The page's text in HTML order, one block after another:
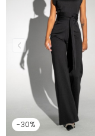
-30%